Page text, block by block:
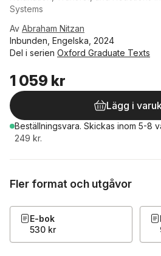
Systems
Av Abraham Nitzan
Inbunden, Engelska, 2024
Del i serien Oxford Graduate Texts
1 059 kr
Lägg i
Beställningsvara. Skickas inom 5-8
249 kr.
Fler format och utgåvor
E-bok
530 kr